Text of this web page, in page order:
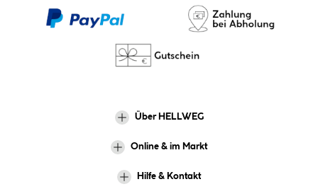
Über HELLWEG
Online & im Markt
Hilfe & Kontakt